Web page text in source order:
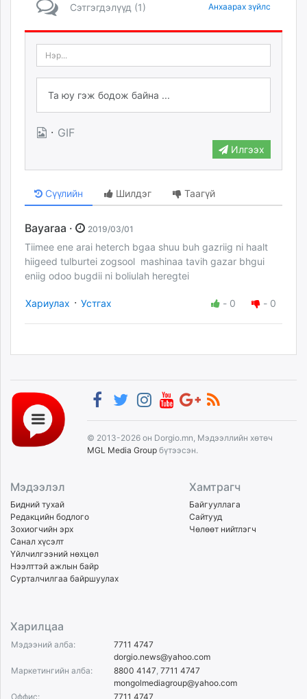
Сэтгэгдэлүүд (1) Анхаарах зүйлс
· GIF
Илгээх
Сүүлийн Шилдэг Таагүй
Bayaraa · 2019/03/01
Tiimee ene arai heterch bgaa shuu buh gazriig ni haalt
hiigeed tulburtei zogsool mashinaa tavih gazar bhgui
eniig odoo bugdii ni boliulah heregtei
Хариулах · Устгах - 0 - 0
© 2013-2026 он Dorgio.mn, Мэдээллийн хөтөч
MGL Media Group бүтээсэн.
Мэдээлэл
Бидний тухай
Редакцийн бодлого
Зохиогчийн эрх
Санал хүсэлт
Үйлчилгээний нөхцөл
Нээлттэй ажлын байр
Сурталчилгаа байршуулах
Хамтрагч
Байгууллага
Сайтууд
Чөлөөт нийтлэгч
Харилцаа
Мэдээний алба:
7711 4747
dorgio.news@yahoo.com
Маркетингийн алба:
8800 4147, 7711 4747
mongolmediagroup@yahoo.com
Оффис:
7711 4747